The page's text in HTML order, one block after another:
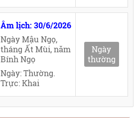
Âm lịch: 30/6/2026
Ngày Mậu Ngọ,
tháng Ất Mùi, năm
Bính Ngọ
Ngày: Thường.
Trực: Khai
Ngày
thường